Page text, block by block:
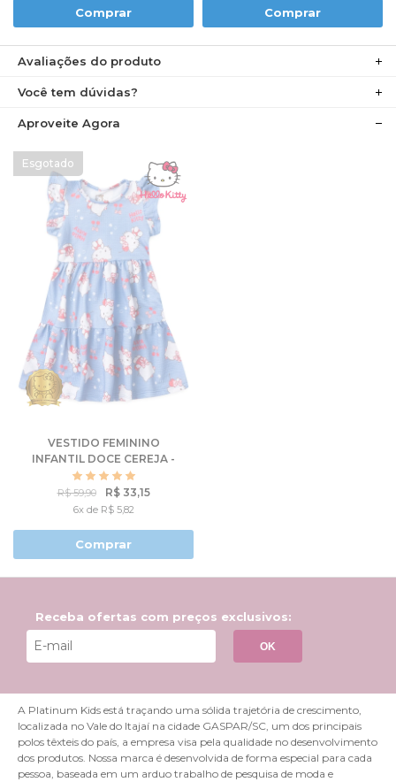
Comprar Comprar
Avaliações do produto
Você tem dúvidas?
Aproveite Agora
VESTIDO FEMININO
INFANTIL DOCE CEREJA -
HELLO KITTY
R$ 59,90 R$ 33,15
6x de R$ 5,82
Comprar
Receba ofertas com preços exclusivos:
OK
A Platinum Kids está traçando uma sólida trajetória de crescimento,
localizada no Vale do Itajaí na cidade GASPAR/SC, um dos principais
polos têxteis do país, a empresa visa pela qualidade no desenvolvimento
dos produtos. Nossa marca é desenvolvida de forma especial para cada
pessoa, baseada em um arduo trabalho de pesquisa de moda e